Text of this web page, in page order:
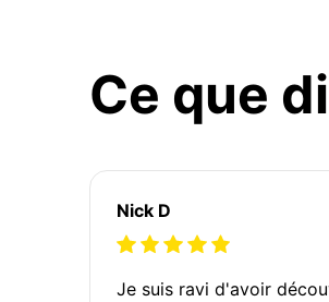
Ce que
Nick D
Je suis ravi d'avoir